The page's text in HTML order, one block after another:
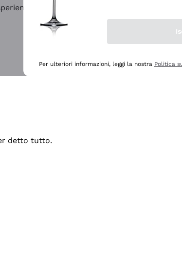
buona e lo consiglio! 👍
detto tutto.
Per ulteriori informazioni, leggi la nostra Politica